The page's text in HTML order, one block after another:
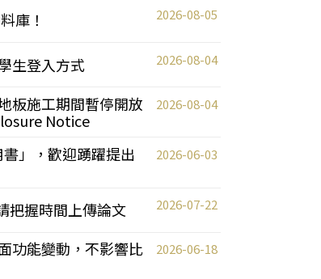
庫！ 2026-08-05
生登入方式 2026-08-04
板施工期間暫停開放
Notice
2026-08-04
」，歡迎踴躍提出
2026-06-03
把握時間上傳論文 2026-07-22
功能變動，不影響比
2026-06-18